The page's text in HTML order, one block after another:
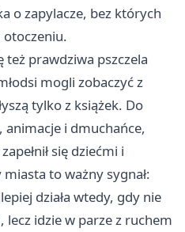
o zapylacze, bez których
też prawdziwa pszczela
mogli zobaczyć z
tylko z książek. Do
animacje i dmuchańce,
się dziećmi i
to ważny sygnał:
działa wtedy, gdy nie
lecz idzie w parze z ruchem